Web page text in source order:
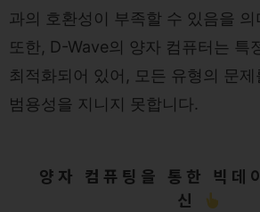
과의 호환성이 부족할 수 있음을 의
또한, D-Wave의 양자 컴퓨터는 특
최적화되어 있어, 모든 유형의 문
범용성을 지니지 못합니다.
양자 컴퓨팅을 통한 빅데
신